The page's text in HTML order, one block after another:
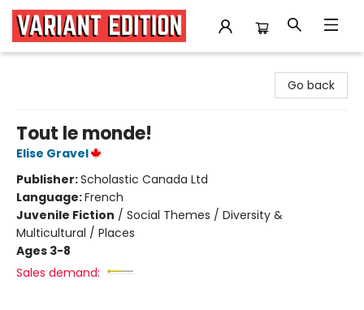
Go back
Tout le monde!
Elise Gravel
Publisher:Scholastic Canada Ltd
Language:French
Juvenile Fiction / Social Themes / Diversity &
Multicultural / Places
Ages 3-8
Sales demand: